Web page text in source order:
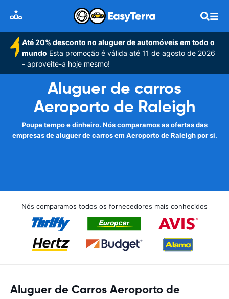
Até 20% desconto no aluguer de automóveis em todo o
mundo Esta promoção é válida até 11 de agosto de 2026
- aproveite-a hoje mesmo!
Aluguer de carros
Aeroporto de Raleigh
Poupe tempo e dinheiro. Nós comparamos as ofertas das
empresas de aluguer de carros em Aeroporto de Raleigh por si.
Nós comparamos todos os fornecedores mais conhecidos
Aluguer de Carros Aeroporto de